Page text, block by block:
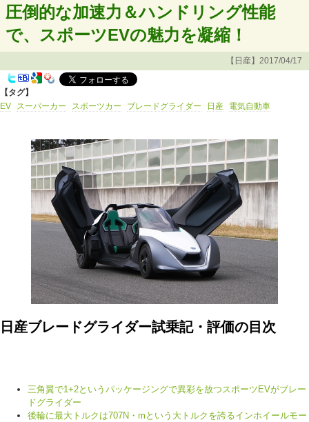
圧倒的な加速力＆ハンドリング性能
で、スポーツEVの魅力を凝縮！
【日産】2017/04/17
【タグ】
EV
スーパーカー スポーツカー ブレードグライダー 日産 電気自動車
日産ブレードグライダー試乗記・評価の目次
三角翼で1+2というパッケージングで異彩を放つスポーツEVがブレー
ドグライダー
後輪に最大トルクは707N・mという大トルクを誇るインホイールモー